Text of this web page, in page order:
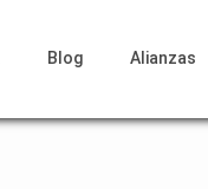
Blog Alianzas